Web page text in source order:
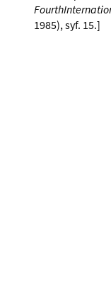
1985), syf. 15.]